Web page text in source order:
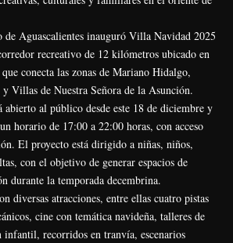
Aguascalientes inauguró Villa Navidad 2025
recreativo de 12 kilómetros ubicado en
conecta las zonas de Mariano Hidalgo,
Villas de Nuestra Señora de la Asunción.
abierto al público desde este 18 de diciembre y
horario de 17:00 a 22:00 horas, con acceso
El proyecto está dirigido a niñas, niños,
con el objetivo de generar espacios de
durante la temporada decembrina.
diversas atracciones, entre ellas cuatro pistas
cine con temática navideña, talleres de
infantil, recorridos en tranvía, escenarios